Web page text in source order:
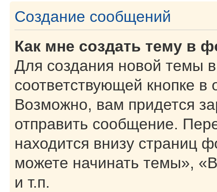
Создание сообщений
Как мне создать тему в
Для создания новой темы
соответствующей кнопке
Возможно, вам придется
отправить сообщение.
находится внизу
можете начинать темы»,
и т.п.